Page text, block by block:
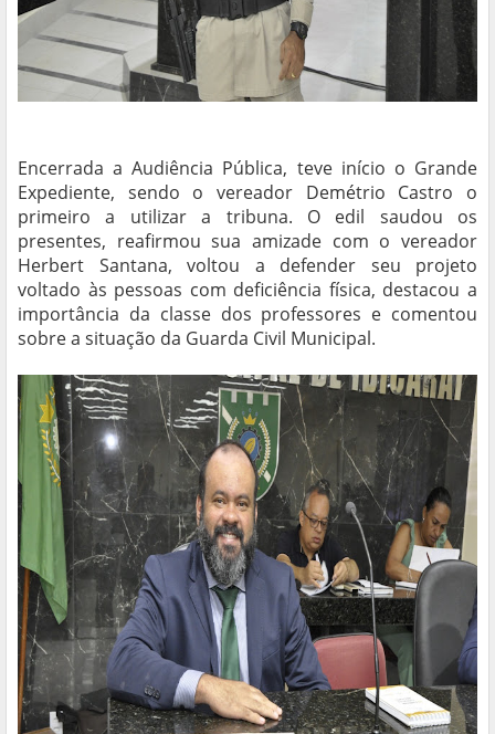
Encerrada a Audiência Pública, teve início o Grande
Expediente, sendo o vereador Demétrio Castro o
primeiro a utilizar a tribuna. O edil saudou os
presentes, reafirmou sua amizade com o vereador
Herbert Santana, voltou a defender seu projeto
voltado às pessoas com deficiência física, destacou a
importância da classe dos professores e comentou
sobre a situação da Guarda Civil Municipal.